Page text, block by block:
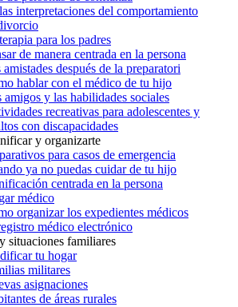
interpretaciones del comportamiento
para los padres
de manera centrada en la persona
amistades después de la preparatori
hablar con el médico de tu hijo
amigos y las habilidades sociales
recreativas para adolescentes y
con discapacidades
y organizarte
para casos de emergencia
ya no puedas cuidar de tu hijo
centrada en la persona
médico
organizar los expedientes médicos
médico electrónico
situaciones familiares
tu hogar
militares
asignaciones
de áreas rurales